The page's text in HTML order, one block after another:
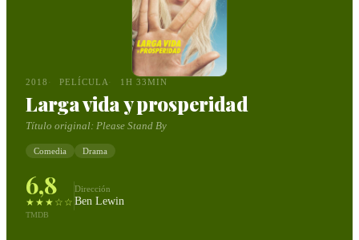
2018 PELÍCULA 1H 33MIN
Larga vida y prosperidad
Título original: Please Stand By
Comedia Drama
6,8
★★★☆☆
TMDB
Dirección
Ben Lewin